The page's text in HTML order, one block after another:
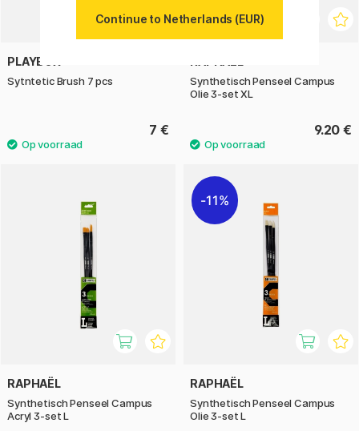
PLAYBOX
Sytntetic Brush 7 pcs
7 €
Synthetisch Penseel Campus
Olie 3-set XL
9.20 €
RAPHAËL
Synthetisch Penseel Campus
Acryl 3-set L
11%
RAPHAËL
Synthetisch Penseel Campus
Olie 3-set L
Continue to Netherlands (EUR)